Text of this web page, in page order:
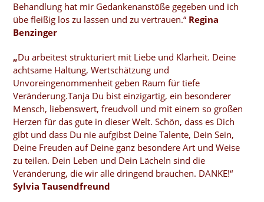
Behandlung hat mir Gedankenanstöße gegeben und ich
übe fleißig los zu lassen und zu vertrauen.“ Regina
Benzinger
„Du arbeitest strukturiert mit Liebe und Klarheit. Deine
achtsame Haltung, Wertschätzung und
Unvoreingenommenheit geben Raum für tiefe
Veränderung.Tanja Du bist einzigartig, ein besonderer
Mensch, liebenswert, freudvoll und mit einem so großen
Herzen für das gute in dieser Welt. Schön, dass es Dich
gibt und dass Du nie aufgibst Deine Talente, Dein Sein,
Deine Freuden auf Deine ganz besondere Art und Weise
zu teilen. Dein Leben und Dein Lächeln sind die
Veränderung, die wir alle dringend brauchen. DANKE!“
Sylvia Tausendfreund